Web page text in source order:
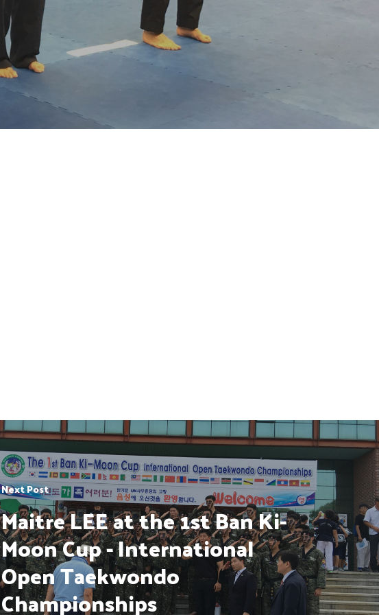
Next Post
Maitre LEE at the 1st Ban Ki-
Moon Cup - International
Open Taekwondo
Championships